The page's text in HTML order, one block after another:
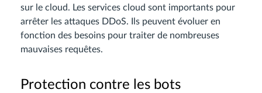
sur le cloud. Les services cloud sont importants pour
arrêter les attaques DDoS. Ils peuvent évoluer en
fonction des besoins pour traiter de nombreuses
mauvaises requêtes.
Protection contre les bots